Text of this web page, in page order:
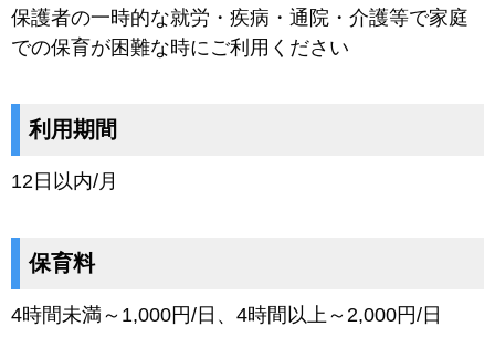
保護者の一時的な就労・疾病・通院・介護等で家庭
での保育が困難な時にご利用ください
利用期間
12日以内/月
保育料
4時間未満～1,000円/日、4時間以上～2,000円/日